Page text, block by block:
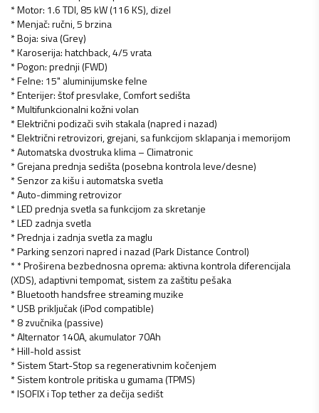
* Motor: 1.6 TDI, 85 kW (116 KS), dizel
* Menjač: ručni, 5 brzina
* Boja: siva (Grey)
* Karoserija: hatchback, 4/5 vrata
* Pogon: prednji (FWD)
* Felne: 15" aluminijumske felne
* Enterijer: štof presvlake, Comfort sedišta
* Multifunkcionalni kožni volan
* Električni podizači svih stakala (napred i nazad)
* Električni retrovizori, grejani, sa funkcijom sklapanja i memorijom
* Automatska dvostruka klima – Climatronic
* Grejana prednja sedišta (posebna kontrola leve/desne)
* Senzor za kišu i automatska svetla
* Auto-dimming retrovizor
* LED prednja svetla sa funkcijom za skretanje
* LED zadnja svetla
* Prednja i zadnja svetla za maglu
* Parking senzori napred i nazad (Park Distance Control)
* * Proširena bezbednosna oprema: aktivna kontrola diferencijala
(XDS), adaptivni tempomat, sistem za zaštitu pešaka
* Bluetooth handsfree streaming muzike
* USB priključak (iPod compatible)
* 8 zvučnika (passive)
* Alternator 140A, akumulator 70Ah
* Hill-hold assist
* Sistem Start-Stop sa regenerativnim kočenjem
* Sistem kontrole pritiska u gumama (TPMS)
* ISOFIX i Top tether za dečija sedišt